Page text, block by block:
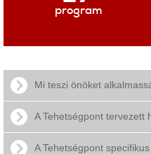
program
Mi teszi önöket
A Tehetségpont tervezett
A Tehetségpont